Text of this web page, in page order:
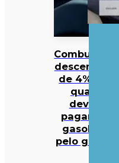
Combustíveis
descem mais
de 4%. Veja
quanto
deveria
pagar pela
gasolina e
pelo gasóleo